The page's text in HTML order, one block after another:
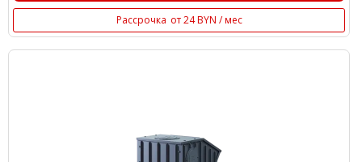
Рассрочка от 24 BYN / мес